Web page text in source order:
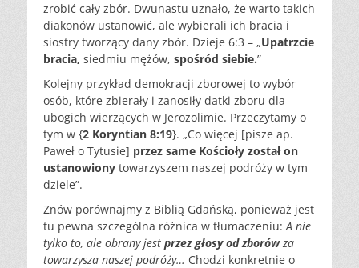
zrobić cały zbór. Dwunastu uznało, że warto takich
diakonów ustanowić, ale wybierali ich bracia i
siostry tworzący dany zbór. Dzieje 6:3 – „Upatrzcie
bracia, siedmiu mężów, spośród siebie.”
Kolejny przykład demokracji zborowej to wybór
osób, które zbierały i zanosiły datki zboru dla
ubogich wierzących w Jerozolimie. Przeczytamy o
tym w {2 Koryntian 8:19}. „Co więcej [pisze ap.
Paweł o Tytusie] przez same Kościoły został on
ustanowiony towarzyszem naszej podróży w tym
dziele”.
Znów porównajmy z Biblią Gdańską, ponieważ jest
tu pewna szczególna różnica w tłumaczeniu:A nie
tylko to, ale obrany jest przez głosy od zborówza
towarzysza naszej podróży… Chodzi konkretnie o